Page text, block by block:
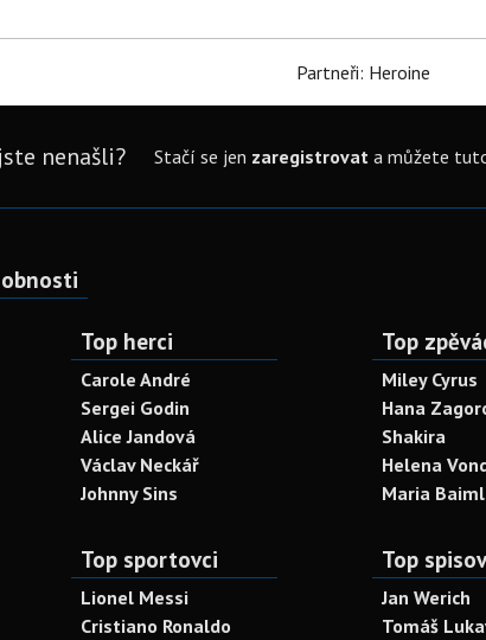
Partneři: Heroine
nenašli? Stačí se jen zaregistrovata můžete
Top herci
Carole André
Sergei Godin
Alice Jandová
Václav Neckář
Johnny Sins
Top
Miley Cyrus
Hana
Shakira
Helena
Maria
Top sportovci
Lionel Messi
Cristiano Ronaldo
Top
Jan Werich
Tomáš